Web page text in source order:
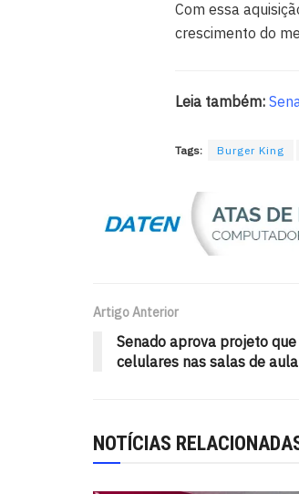
Com essa
crescimento do
Leia também:
Tags: Burger King
Artigo Anterior
Senado aprova projeto
celulares nas salas de aula
NOTÍCIAS